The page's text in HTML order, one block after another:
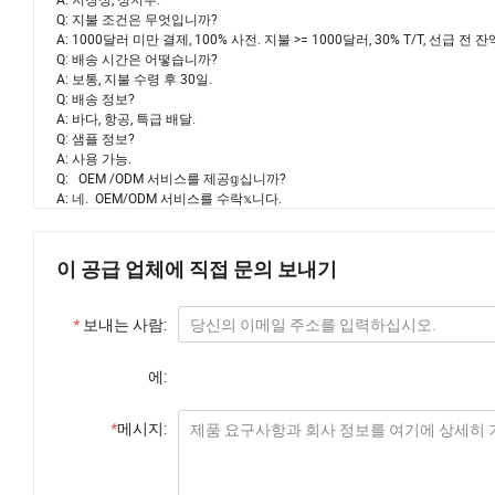
Q: 지불 조건은 무엇입니까?
A: 1000달러 미만 결제, 100% 사전. 지불 >= 1000달러, 30% T/T, 선급 전 잔
Q: 배송 시간은 어떻습니까?
A: 보통, 지불 수령 후 30일.
Q: 배송 정보?
A: 바다, 항공, 특급 배달.
Q: 샘플 정보?
A: 사용 가능.
Q: OEM /ODM 서비스를 제공𝕘십니까?
A: 네. OEM/ODM 서비스를 수락𝕩니다.
이 공급 업체에 직접 문의 보내기
* 보내는 사람:
에:
*메시지: